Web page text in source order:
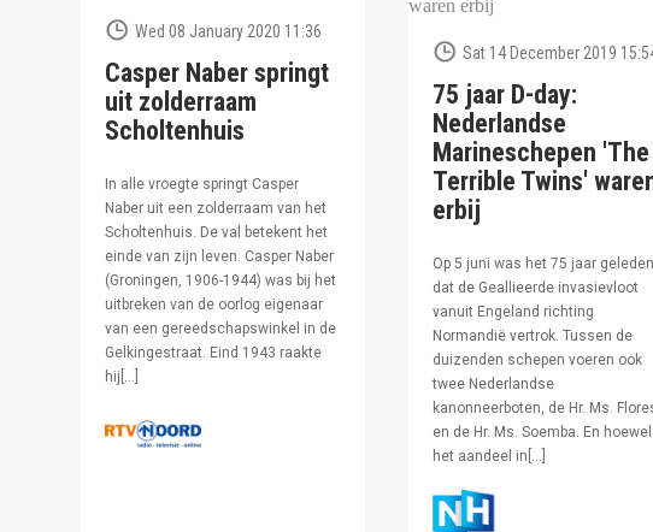
Wed 08 January 2020 11:36
Casper Naber springt
uit zolderraam
Scholtenhuis
In alle vroegte springt Casper
Naber uit een zolderraam van het
Scholtenhuis. De val betekent het
einde van zijn leven. Casper Naber
(Groningen, 1906-1944) was bij het
uitbreken van de oorlog eigenaar
van een gereedschapswinkel in de
Gelkingestraat. Eind 1943 raakte
hij[…]
Sat 14 December 2019
75 jaar D-day:
Nederlandse
Marineschepen 'The
Terrible Twins'
erbij
Op 5 juni was het 75 jaar geleden
dat de Geallieerde invasievloot
vanuit Engeland richting
Normandië vertrok. Tussen de
duizenden schepen voeren ook
twee Nederlandse
kanonneerboten, de Hr. Ms.
en de Hr. Ms. Soemba. En hoewel
het aandeel in[…]